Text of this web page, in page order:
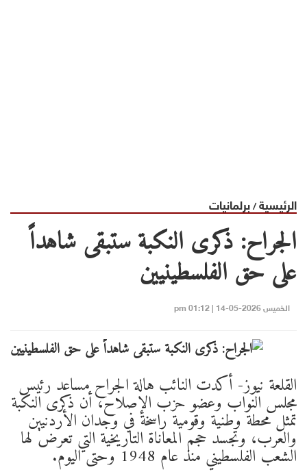
الرئيسية/برلمانيات
الجراح: ذكرى النكبة ستبقى شاهداً
على حق الفلسطينيين
الخميس 2026-05-14 | 01:12 pm
القلعة نيوز- أكدت النائب هالة الجراح مساعد رئيس
مجلس النواب وعضو حزب الإصلاح، أن ذكرى النكبة
تمثل محطة وطنية وقومية راسخة في وجدان الأردنيين
والعرب، وتجسد حجم المعاناة التاريخية التي تعرض لها
الشعب الفلسطيني منذ عام 1948 وحتى اليوم.